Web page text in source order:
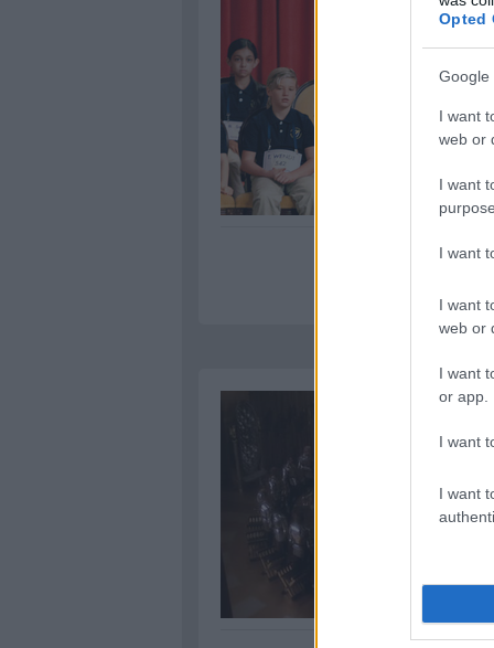
Opted
Google
I want
web or
I want
I want
I want
web or
I want
or app.
I want
I want